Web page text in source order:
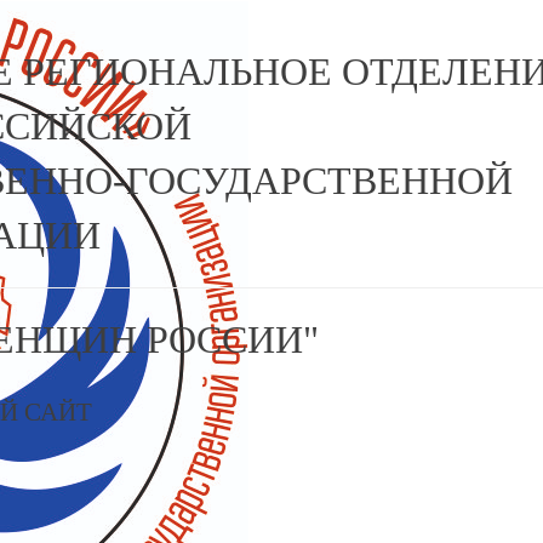
РЕГИОНАЛЬНОЕ
ГОСУДАРСТВЕННОЙ
РОССИИ"
САЙТ